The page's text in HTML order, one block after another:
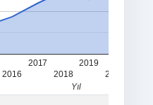
2016
2017
2018
2019
2020
Yıl